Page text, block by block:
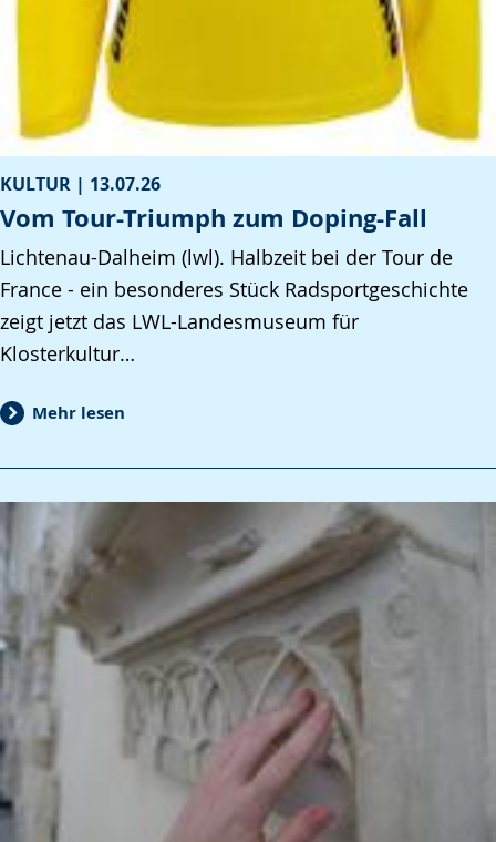
KULTUR | 13.07.26
Vom Tour-Triumph zum Doping-Fall
Lichtenau-Dalheim (lwl). Halbzeit bei der Tour de
France - ein besonderes Stück Radsportgeschichte
zeigt jetzt das LWL-Landesmuseum für
Klosterkultur…
Mehr lesen